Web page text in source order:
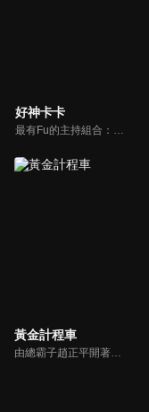
好神卡卡
最有Fu的主持組合：「A咖天王」徐乃麟+「好神天心」朱芯儀+「真理大學校花」洪棠+「台大獸醫碩士」LYDIA。遊戲的層層關卡，來賓必須要和主持人比反應，比記憶，比機智，比膽識，幸運女神的眷顧與遠離永遠都是個未知數！
黃金計程車
由總霸子趙正平開著計程車在街頭隨機找尋搭車路人，進行機智問答，如果十題答對就可以拿走金元寶！如果沒有答對，就把當前獎金減一個0然後發放！另外節目中總霸子趙正平還會帶我們遍尋美食名景。